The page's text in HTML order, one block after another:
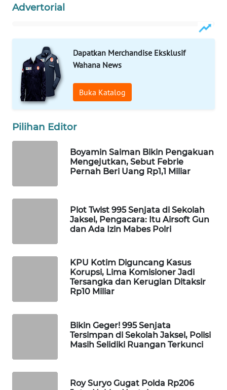
Advertorial
Dapatkan Merchandise Eksklusif
Wahana News
Buka Katalog
Pilihan Editor
Boyamin Saiman Bikin Pengakuan
Mengejutkan, Sebut Febrie
Pernah Beri Uang Rp1,1 Miliar
Plot Twist 995 Senjata di Sekolah
Jaksel, Pengacara: Itu Airsoft Gun
dan Ada Izin Mabes Polri
KPU Kotim Diguncang Kasus
Korupsi, Lima Komisioner Jadi
Tersangka dan Kerugian Ditaksir
Rp10 Miliar
Bikin Geger! 995 Senjata
Tersimpan di Sekolah Jaksel, Polisi
Masih Selidiki Ruangan Terkunci
Roy Suryo Gugat Polda Rp206
TV
WAHANANEWS
ID
WAHANANEWS
CO ID
SPORT
HEALTH